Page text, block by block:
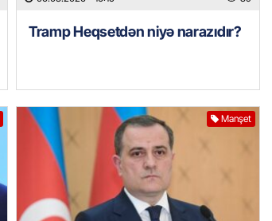
Tramp Heqsetdən niyə narazıdır?
Manşet